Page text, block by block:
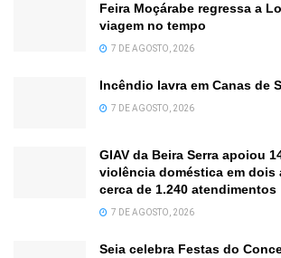
Feira Moçárabe regressa a
viagem no tempo
7 DE AGOSTO, 2026
Incêndio lavra em Canas de
7 DE AGOSTO, 2026
GIAV da Beira Serra apoiou
violência doméstica em dois
cerca de 1.240 atendimentos
7 DE AGOSTO, 2026
Seia celebra Festas do